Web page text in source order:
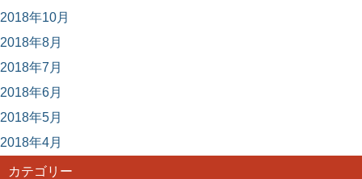
2018年10月
2018年8月
2018年7月
2018年6月
2018年5月
2018年4月
カテゴリー